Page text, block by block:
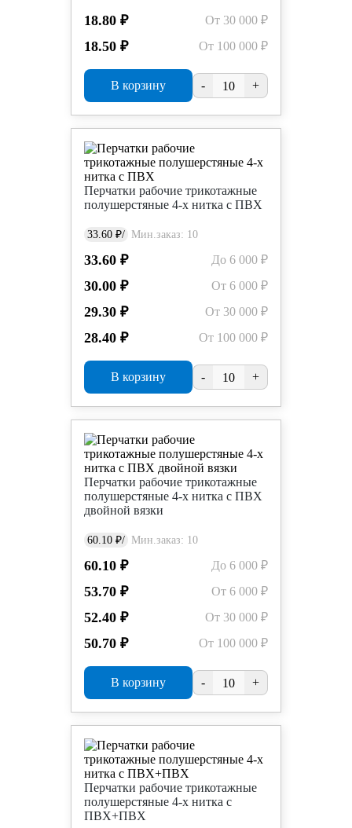
18.80 ₽ От 30 000 ₽
18.50 ₽ От 100 000 ₽
В корзину - +
Перчатки рабочие трикотажные
полушерстяные 4-х нитка с ПВХ
33.60 ₽/ Мин.заказ: 10
33.60 ₽ До 6 000 ₽
30.00 ₽ От 6 000 ₽
29.30 ₽ От 30 000 ₽
28.40 ₽ От 100 000 ₽
В корзину - +
Перчатки рабочие трикотажные
полушерстяные 4-х нитка с ПВХ
двойной вязки
60.10 ₽/ Мин.заказ: 10
60.10 ₽ До 6 000 ₽
53.70 ₽ От 6 000 ₽
52.40 ₽ От 30 000 ₽
50.70 ₽ От 100 000 ₽
В корзину - +
Перчатки рабочие трикотажные
полушерстяные 4-х нитка с
ПВХ+ПВХ